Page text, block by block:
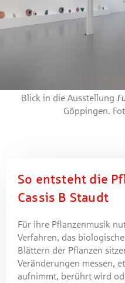
Blick in die Ausstellung
Göppingen.
So entsteht die
Cassis B Staudt
Für ihre Pflanzenmusik
Verfahren, das
Blättern der Pflanzen
Veränderungen messen,
aufnimmt, berührt wird